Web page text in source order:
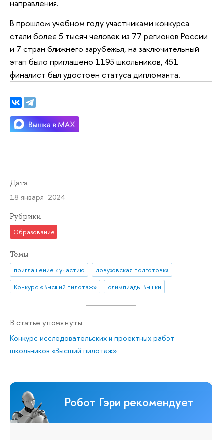
направления.
В прошлом учебном году участниками конкурса
стали более 5 тысяч человек из 77 регионов России
и 7 стран ближнего зарубежья, на заключительный
этап было приглашено 1195 школьников, 451
финалист был удостоен статуса дипломанта.
Дата
18 января 2024
Рубрики
Образование
Темы
приглашение к участию
довузовская подготовка
Конкурс «Высший пилотаж»
олимпиады Вышки
В статье упомянуты
Конкурс исследовательских и проектных работ
школьников «Высший пилотаж»
Робот Гэри рекомендует